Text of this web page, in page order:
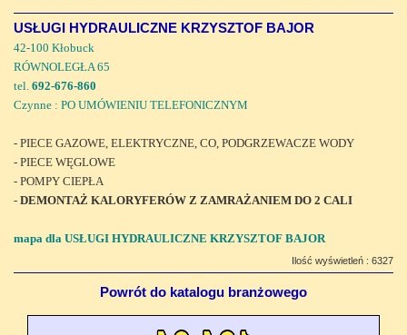
USŁUGI HYDRAULICZNE KRZYSZTOF BAJOR
42-100 Kłobuck
RÓWNOLEGŁA 65
tel. 692-676-860
Czynne : PO UMÓWIENIU TELEFONICZNYM
- PIECE GAZOWE, ELEKTRYCZNE, CO, PODGRZEWACZE WODY
- PIECE WĘGLOWE
- POMPY CIEPŁA
- DEMONTAŻ KALORYFERÓW Z ZAMRAŻANIEM DO 2 CALI
mapa dla USŁUGI HYDRAULICZNE KRZYSZTOF BAJOR
Ilość wyświetleń : 6327
Powrót do katalogu branżowego